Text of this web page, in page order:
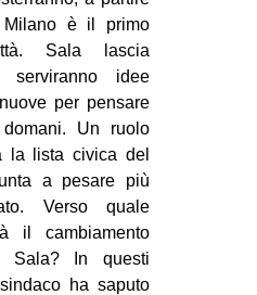
è il primo
Sala lascia
serviranno idee
per pensare
Un ruolo
la lista civica del
a pesare più
Verso quale
il cambiamento
Sala? In questi
ha saputo